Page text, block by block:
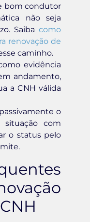
bom condutor
não seja
Saiba como
renovação de
caminho.
evidência
andamento,
a CNH válida
o
com
o status pelo